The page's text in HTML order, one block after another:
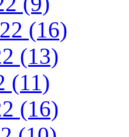
(16)
(13)
(11)
(16)